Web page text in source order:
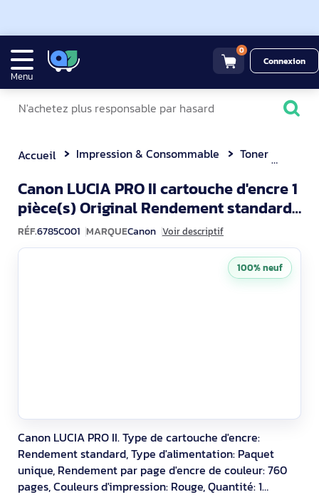
Menu
0
Connexion
Accueil Impression & Consommable Toner
Canon LUCIA PRO II cartouche d'encre 1
pièce(s) Original Rendement standard
Rouge6785C001
RÉF.6785C001 MARQUECanon Voir descriptif
Canon LUCIA PRO II. Type de cartouche d'encre:
Rendement standard, Type d'alimentation: Paquet
unique, Rendement par page d'encre de couleur: 760
pages, Couleurs d'impression: Rouge, Quantité: 1
100% neuf